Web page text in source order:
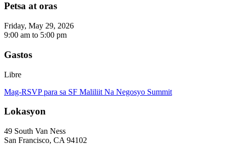
Petsa at oras
Friday, May 29, 2026
9:00 am to 5:00 pm
Gastos
Libre
Mag-RSVP para sa SF Maliliit Na Negosyo Summit
Lokasyon
49 South Van Ness
San Francisco, CA 94102